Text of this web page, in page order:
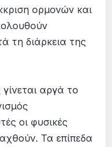
ορμονών και
τη διάρκεια της
αργά το
οι φυσικές
Τα επίπεδα